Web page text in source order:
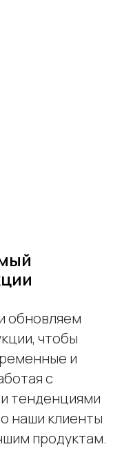
обновляем
чтобы
и
с
тенденциями
наши клиенты
продуктам.